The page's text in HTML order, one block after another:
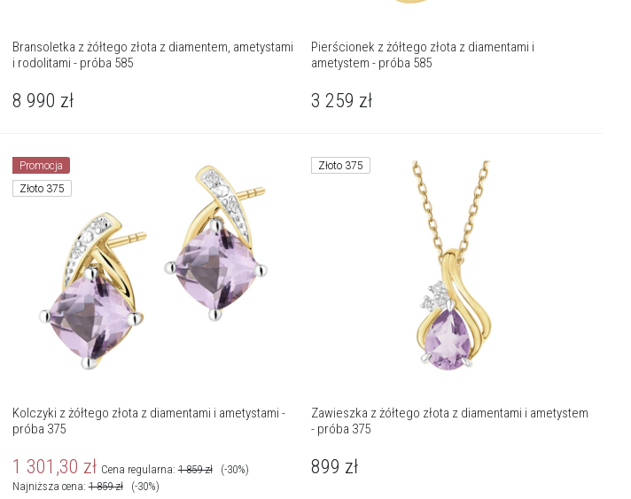
Bransoletka z żółtego złota z diamentem, ametystami
i rodolitami - próba 585
8 990 zł
Pierścionek z żółtego złota z diamentami i
ametystem - próba 585
3 259 zł
Promocja
Złoto 375
Kolczyki z żółtego złota z diamentami i ametystami -
próba 375
1 301,30 zł Cena regularna:1 859 zł
(-30%)
Najniższa cena:1 859 zł (-30%)
Złoto 375
Zawieszka z żółtego złota z diamentami i ametystem
- próba 375
899 zł